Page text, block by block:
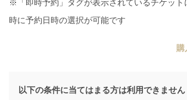
※「即時予約」タグが表示されているチケット
時に予約日時の選択が可能です
以下の条件に当てはまる方は利用できません